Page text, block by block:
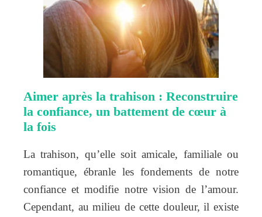
Aimer après la trahison : Reconstruire
la confiance, un battement de cœur à
la fois
La trahison, qu’elle soit amicale, familiale ou
romantique, ébranle les fondements de notre
confiance et modifie notre vision de l’amour.
Cependant, au milieu de cette douleur, il existe